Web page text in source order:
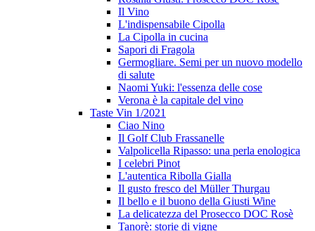
Il Vino
L'indispensabile Cipolla
La Cipolla in cucina
Sapori di Fragola
Germogliare. Semi per un nuovo modello
di salute
Naomi Yuki: l'essenza delle cose
Verona è la capitale del vino
Taste Vin 1/2021
Ciao Nino
Il Golf Club Frassanelle
Valpolicella Ripasso: una perla enologica
I celebri Pinot
L'autentica Ribolla Gialla
Il gusto fresco del Müller Thurgau
Il bello e il buono della Giusti Wine
La delicatezza del Prosecco DOC Rosè
Tanorè: storie di vigne